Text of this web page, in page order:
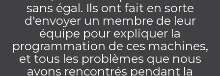
sans égal. Ils ont fait en sorte
d'envoyer un membre de leur
équipe pour expliquer la
programmation de ces machines,
et tous les problèmes que nous
avons rencontrés pendant la